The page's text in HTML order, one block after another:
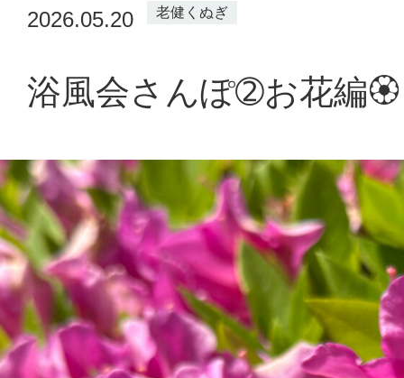
採用情報
浴風会病院
認知症介護研究・研修東京センター
2026.05.20 老健くぬぎ
浴風会さんぽ➁お花編🏵